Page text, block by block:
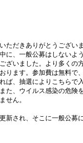
ただきありがとうござい
に、一般公募はしないよ
ざいました。より多くの
ります。参加費は無料で
ば、抽選によりこちらで
た、ウイルス感染の危険
せん。
新され、そこに一般公募